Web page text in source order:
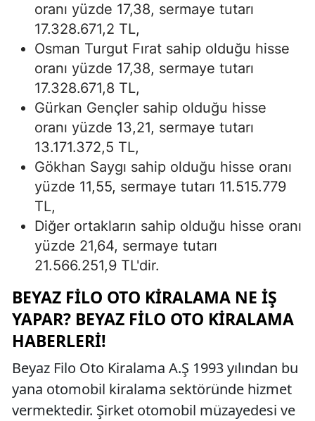
oranı yüzde 17,38, sermaye tutarı
17.328.671,2 TL,
Osman Turgut Fırat sahip olduğu hisse
oranı yüzde 17,38, sermaye tutarı
17.328.671,8 TL,
Gürkan Gençler sahip olduğu hisse
oranı yüzde 13,21, sermaye tutarı
13.171.372,5 TL,
Gökhan Saygı sahip olduğu hisse oranı
yüzde 11,55, sermaye tutarı 11.515.779
TL,
Diğer ortakların sahip olduğu hisse oranı
yüzde 21,64, sermaye tutarı
21.566.251,9 TL'dir.
BEYAZ FILO OTO KIRALAMA NE İŞ
YAPAR? BEYAZ FILO OTO KIRALAMA
HABERLERI!
Beyaz Filo Oto Kiralama A.Ş 1993 yılından bu
yana otomobil kiralama sektöründe hizmet
vermektedir. Şirket otomobil müzayedesi ve